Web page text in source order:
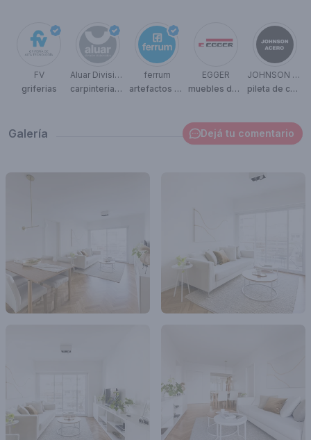
FV
griferias
Aluar División Elaborados
carpinterias de aluminio
ferrum
artefactos sanitarios
EGGER
muebles de cocina
JOHNSON ACERO
pileta de cocina
Galería Dejá tu comentario